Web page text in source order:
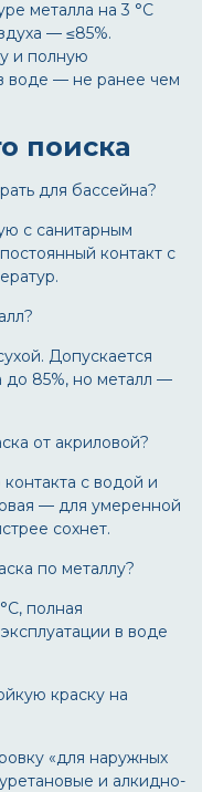
металла на 3 °C
— ≤85%.
и полную
воде — не ранее чем
поиска
для бассейна?
с санитарным
контакт с
Допускается
до 85%, но металл —
от акриловой?
с водой и
— для умеренной
сохнет.
по металлу?
полная
в воде
краску на
«для наружных
и алкидно-